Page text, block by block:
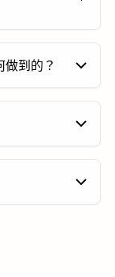
。到的？
的呈現，例如
的印刷品不
建議使用高解